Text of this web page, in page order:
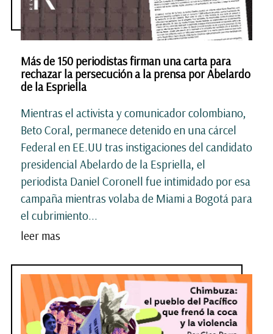
Más de 150 periodistas firman una carta para
rechazar la persecución a la prensa por Abelardo
de la Espriella
Mientras el activista y comunicador colombiano,
Beto Coral, permanece detenido en una cárcel
Federal en EE.UU tras instigaciones del candidato
presidencial Abelardo de la Espriella, el
periodista Daniel Coronell fue intimidado por esa
campaña mientras volaba de Miami a Bogotá para
el cubrimiento...
leer mas